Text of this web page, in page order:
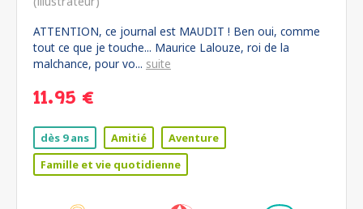
ATTENTION, ce journal est MAUDIT ! Ben oui, comme
tout ce que je touche... Maurice Lalouze, roi de la
malchance, pour vo... suite
11.95 €
dès 9 ans Amitié
Aventure
Famille et vie quotidienne